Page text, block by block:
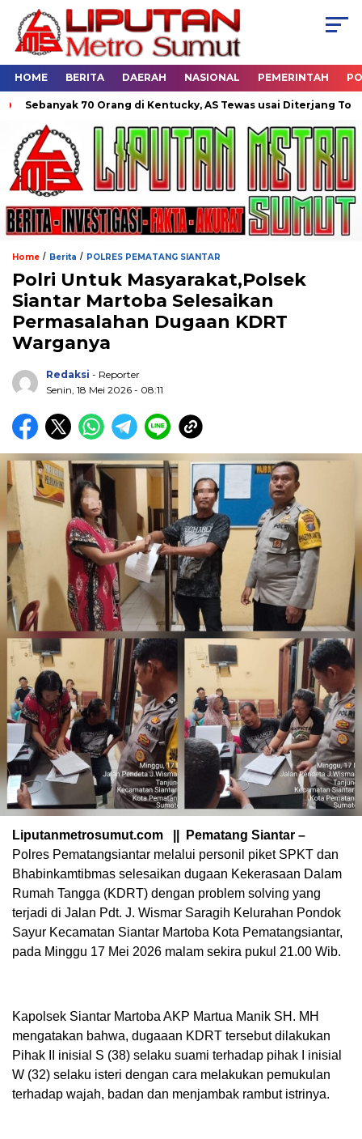
HOME BERITA DAERAH NASIONAL PEMERINTAH
70 Orang di Kentucky, AS Tewas usai Diterjang Tornado
Home / Berita / POLRES PEMATANG SIANTAR
Polri Untuk Masyarakat,Polsek
Siantar Martoba Selesaikan
Permasalahan Dugaan KDRT
Warganya
Redaksi - Reporter
Senin, 18 Mei 2026 - 08:11
Liputanmetrosumut.com || Pematang Siantar –
Polres Pematangsiantar melalui personil piket SPKT dan
Bhabinkamtibmas selesaikan dugaan Kekerasaan Dalam
Rumah Tangga (KDRT) dengan problem solving yang
terjadi di Jalan Pdt. J. Wismar Saragih Kelurahan Pondok
Sayur Kecamatan Siantar Martoba Kota Pematangsiantar,
pada Minggu 17 Mei 2026 malam sekira pukul 21.00 Wib.
Kapolsek Siantar Martoba AKP Martua Manik SH. MH
mengatakan bahwa, dugaaan KDRT tersebut dilakukan
Pihak II inisial S (38) selaku suami terhadap pihak I inisial
W (32) selaku isteri dengan cara melakukan pemukulan
terhadap wajah, badan dan menjambak rambut istrinya.